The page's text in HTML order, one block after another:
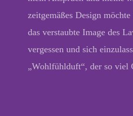
zeitgemäßes Design
das verstaubte Image des
vergessen und sich
„Wohlfühlduft“, der so viel